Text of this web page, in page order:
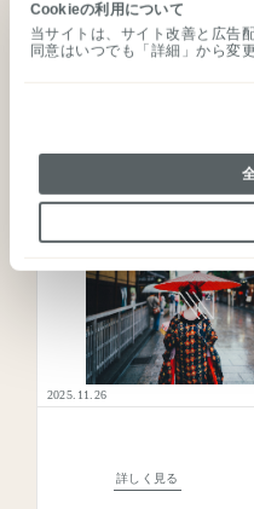
Cookieの利用について
当サイトは、サイト改善と広告
同意はいつでも「詳細」から変
幹細胞療法
免疫細胞療法
ご予約のご案内
よくあるご質問
予約フ
タ
ご希望を伺い、最短でご
受付時間：10:00〜18:30／
その他のお問い合わせ
よくあるご質問はこちら
2025.11.26
詳しく見る